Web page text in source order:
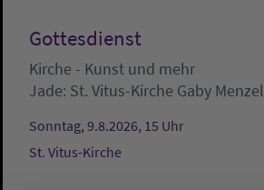
Gottesdienst
Kirche - Kunst und mehr
Jade: St. Vitus-Kirche Gaby Menzel
Sonntag, 9.8.2026, 15 Uhr
St. Vitus-Kirche